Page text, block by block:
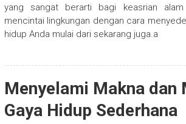
yang sangat berarti bagi keasrian alam
mencintai lingkungan dengan cara
hidup Anda mulai dari sekarang juga.a
Menyelami Makna dan
Gaya Hidup Sederhana